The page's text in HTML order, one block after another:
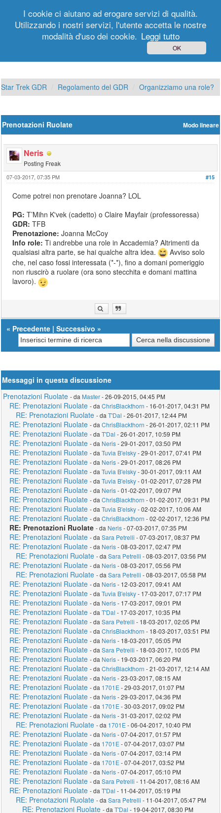
Registrati
Star Trek GDR Regolamento del GDR Organizziamo una role?
Modo lineare
Prenotazioni Ruolate
Neris
Posting Freak
#15
07-03-2017, 07:35 PM
Come potrei non prenotare Joanna? LOL
PG: T’Mihn K'vek (cadetto) o Claire Mayfair (professoressa)
GDR: TFB
Prenotazione: Joanna McCoy
Info role: Ti andrebbe una role in Accademia? Altrimenti da
qualsiasi altra parte, se hai qualche altra idea.
Avviso solo
che, nel caso fossi interessata (*-*), fino a domani pomeriggio
non riuscirò a ruolare (ora sono stecchita e domani mattina
lavoro).
« Precedente |Successivo »
Messaggi in questa discussione
Prenotazioni Ruolate - da Master- 26-09-2015, 04:45 PM
RE: Prenotazioni Ruolate - daChrisBlackthorn - 16-01-2017, 04:31 PM
RE: Prenotazioni Ruolate - daT'Dal - 26-01-2017, 12:44 PM
RE: Prenotazioni Ruolate - daChrisBlackthorn - 26-01-2017, 02:11 PM
RE: Prenotazioni Ruolate - daT'Dal - 26-01-2017, 10:59 PM
RE: Prenotazioni Ruolate - da Neris- 29-01-2017, 03:50 PM
RE: Prenotazioni Ruolate - daTuvia B'elsky- 29-01-2017, 07:41 PM
RE: Prenotazioni Ruolate - da Neris- 29-01-2017, 08:26 PM
RE: Prenotazioni Ruolate - daTuvia B'elsky- 30-01-2017, 09:11 AM
RE: Prenotazioni Ruolate - daTuvia B'elsky- 01-02-2017, 07:28 PM
RE: Prenotazioni Ruolate - da Neris- 01-02-2017, 09:07 PM
RE: Prenotazioni Ruolate - daChrisBlackthorn - 01-02-2017, 09:31 PM
RE: Prenotazioni Ruolate - daTuvia B'elsky- 02-02-2017, 10:06 AM
RE: Prenotazioni Ruolate - daChrisBlackthorn - 02-02-2017, 12:36 PM
RE: Prenotazioni Ruolate - da Neris- 07-03-2017, 07:35 PM
RE: Prenotazioni Ruolate - daSara Petrelli - 07-03-2017, 08:37 PM
RE: Prenotazioni Ruolate - da Neris- 08-03-2017, 02:47 PM
RE: Prenotazioni Ruolate - daSara Petrelli - 08-03-2017, 03:56 PM
RE: Prenotazioni Ruolate - da Neris- 08-03-2017, 05:56 PM
RE: Prenotazioni Ruolate - daSara Petrelli - 08-03-2017, 05:58 PM
RE: Prenotazioni Ruolate - da Neris- 12-03-2017, 09:41 AM
RE: Prenotazioni Ruolate - daTuvia B'elsky- 17-03-2017, 07:17 PM
RE: Prenotazioni Ruolate - da Neris- 17-03-2017, 09:01 PM
RE: Prenotazioni Ruolate - daT'Dal - 17-03-2017, 10:35 PM
RE: Prenotazioni Ruolate - daSara Petrelli - 18-03-2017, 02:05 PM
RE: Prenotazioni Ruolate - daChrisBlackthorn - 18-03-2017, 03:51 PM
RE: Prenotazioni Ruolate - da Neris- 18-03-2017, 05:05 PM
RE: Prenotazioni Ruolate - daSara Petrelli - 18-03-2017, 10:05 PM
RE: Prenotazioni Ruolate - da Neris- 19-03-2017, 06:20 PM
RE: Prenotazioni Ruolate - daChrisBlackthorn - 21-03-2017, 12:14 AM
RE: Prenotazioni Ruolate - da Neris- 23-03-2017, 08:15 AM
RE: Prenotazioni Ruolate - da 1701E- 29-03-2017, 01:07 PM
RE: Prenotazioni Ruolate - da Neris- 29-03-2017, 04:36 PM
RE: Prenotazioni Ruolate - da 1701E- 30-03-2017, 09:02 PM
RE: Prenotazioni Ruolate - da Neris- 31-03-2017, 02:02 PM
RE: Prenotazioni Ruolate - da 1701E- 06-04-2017, 10:40 PM
RE: Prenotazioni Ruolate - da Neris- 07-04-2017, 01:57 PM
RE: Prenotazioni Ruolate - da 1701E- 07-04-2017, 03:07 PM
RE: Prenotazioni Ruolate - da Neris- 07-04-2017, 03:14 PM
RE: Prenotazioni Ruolate - da 1701E- 07-04-2017, 03:52 PM
RE: Prenotazioni Ruolate - da Neris- 07-04-2017, 05:10 PM
RE: Prenotazioni Ruolate - daSara Petrelli - 11-04-2017, 08:16 AM
RE: Prenotazioni Ruolate - daT'Dal - 11-04-2017, 05:19 PM
RE: Prenotazioni Ruolate - daSara Petrelli - 11-04-2017, 05:47 PM
RE: Prenotazioni Ruolate - daT'Dal - 19-04-2017, 08:30 PM
I cookie ci aiutano ad erogare servizi di qualità.
Utilizzando i nostri servizi, l'utente accetta le nostre
modalità d'uso dei cookie. Leggi tutto
OK